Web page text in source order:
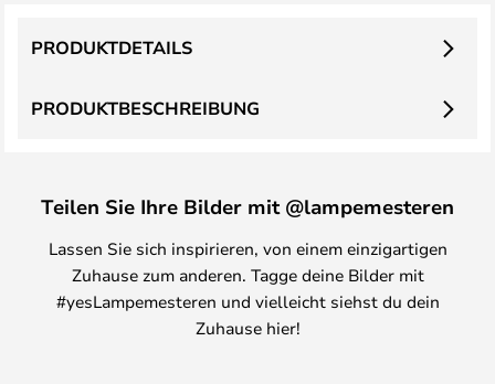
PRODUKTBESCHREIBUNG
PRODUKTDETAILS
Teilen Sie Ihre Bilder mit @lampemesteren
Lassen Sie sich inspirieren, von einem einzigartigen
Zuhause zum anderen. Tagge deine Bilder mit
#yesLampemesteren und vielleicht siehst du dein
Zuhause hier!